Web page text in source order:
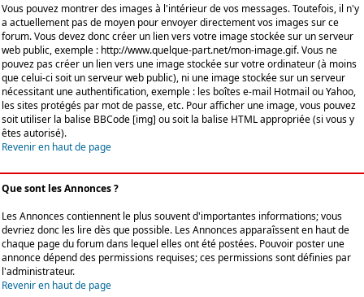
Vous pouvez montrer des images à l'intérieur de vos messages. Toutefois, il n'y
a actuellement pas de moyen pour envoyer directement vos images sur ce
forum. Vous devez donc créer un lien vers votre image stockée sur un serveur
web public, exemple : http://www.quelque-part.net/mon-image.gif. Vous ne
pouvez pas créer un lien vers une image stockée sur votre ordinateur (à moins
que celui-ci soit un serveur web public), ni une image stockée sur un serveur
nécessitant une authentification, exemple : les boîtes e-mail Hotmail ou Yahoo,
les sites protégés par mot de passe, etc. Pour afficher une image, vous pouvez
soit utiliser la balise BBCode [img] ou soit la balise HTML appropriée (si vous y
êtes autorisé).
Revenir en haut de page
Que sont les Annonces ?
Les Annonces contiennent le plus souvent d'importantes informations; vous
devriez donc les lire dès que possible. Les Annonces apparaîssent en haut de
chaque page du forum dans lequel elles ont été postées. Pouvoir poster une
annonce dépend des permissions requises; ces permissions sont définies par
l'administrateur.
Revenir en haut de page